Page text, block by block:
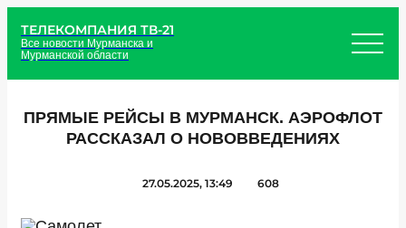
ТЕЛЕКОМПАНИЯ ТВ-21
Все новости Мурманска и
Мурманской области
ПРЯМЫЕ РЕЙСЫ В МУРМАНСК. АЭРОФЛОТ
РАССКАЗАЛ О НОВОВВЕДЕНИЯХ
27.05.2025, 13:49 608